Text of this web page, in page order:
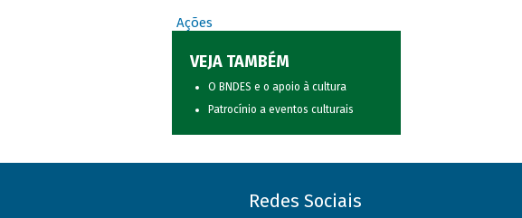
Ações
VEJA TAMBÉM
O BNDES e o apoio à cultura
Patrocínio a eventos culturais
Redes Sociais